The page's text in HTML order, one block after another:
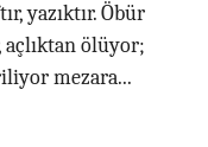
yazıktır. Öbür
açlıktan ölüyor;
mezara...